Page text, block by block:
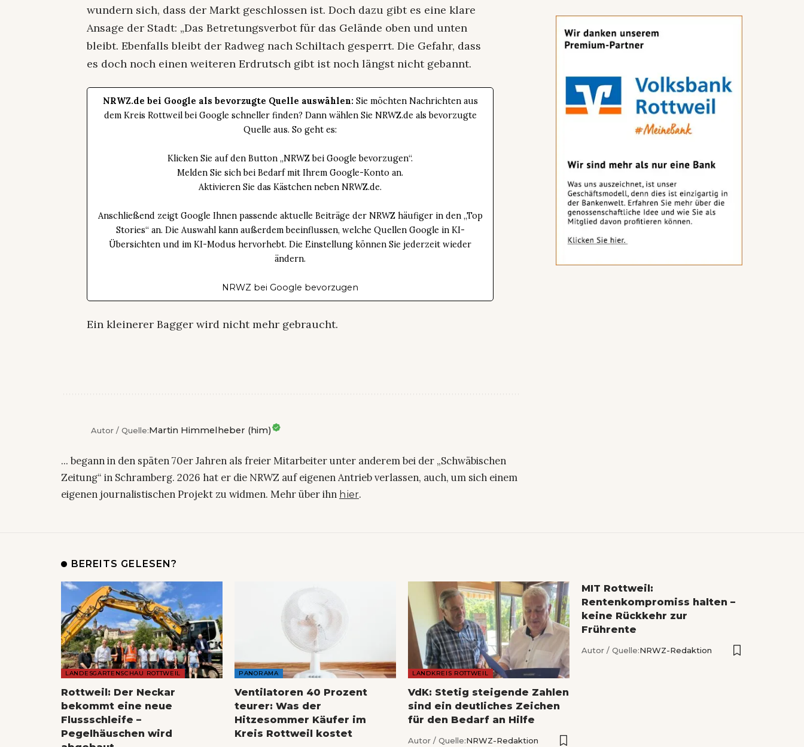
wundern sich, dass der Markt geschlossen ist. Doch dazu gibt es eine klare
Ansage der Stadt: „Das Betretungsverbot für das Gelände oben und unten
bleibt. Ebenfalls bleibt der Radweg nach Schiltach gesperrt. Die Gefahr, dass
es doch noch einen weiteren Erdrutsch gibt ist noch längst nicht gebannt.
NRWZ.de bei Google als bevorzugte Quelle auswählen: Sie möchten Nachrichten aus
dem Kreis Rottweil bei Google schneller finden? Dann wählen Sie NRWZ.de als bevorzugte
Quelle aus. So geht es:
Klicken Sie auf den Button „NRWZ bei Google bevorzugen“.
Melden Sie sich bei Bedarf mit Ihrem Google-Konto an.
Aktivieren Sie das Kästchen neben NRWZ.de.
Anschließend zeigt Google Ihnen passende aktuelle Beiträge der NRWZ häufiger in den „Top
Stories“ an. Die Auswahl kann außerdem beeinflussen, welche Quellen Google in KI-
Übersichten und im KI-Modus hervorhebt. Die Einstellung können Sie jederzeit wieder
ändern.
NRWZ bei Google bevorzugen
Ein kleinerer Bagger wird nicht mehr gebraucht.
Autor / Quelle:Martin Himmelheber (him)
... begann in den späten 70er Jahren als freier Mitarbeiter unter anderem bei der „Schwäbischen
Zeitung“ in Schramberg. 2026 hat er die NRWZ auf eigenen Antrieb verlassen, auch, um sich einem
eigenen journalistischen Projekt zu widmen. Mehr über ihn hier.
BEREITS GELESEN?
LANDESGARTENSCHAU ROTTWEIL
Rottweil: Der Neckar
bekommt eine neue
Flussschleife –
Pegelhäuschen wird
PANORAMA
Ventilatoren 40 Prozent
teurer: Was der
Hitzesommer Käufer im
Kreis Rottweil kostet
LANDKREIS ROTTWEIL
VdK: Stetig steigende Zahlen
sind ein deutliches Zeichen
für den Bedarf an Hilfe
Autor / Quelle:NRWZ-Redaktion
MIT Rottweil:
Rentenkompromiss halten –
keine Rückkehr zur
Frührente
Autor / Quelle:NRWZ-Redaktion